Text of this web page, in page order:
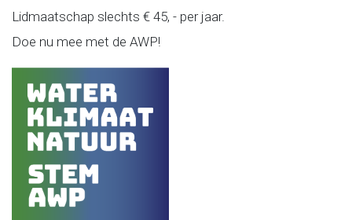
Lidmaatschap slechts € 45, - per jaar.
Doe nu mee met de AWP!